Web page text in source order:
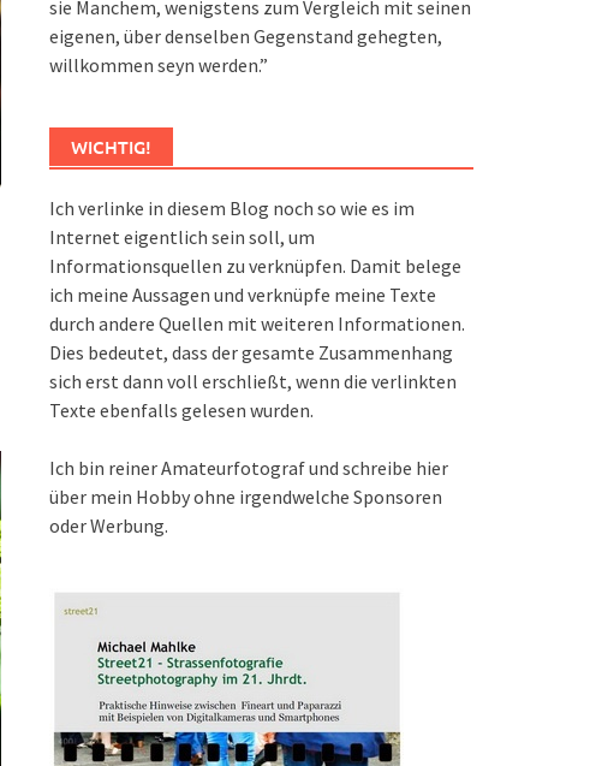
sie Manchem, wenigstens zum Vergleich mit seinen
eigenen, über denselben Gegenstand gehegten,
willkommen seyn werden.”
WICHTIG!
Ich verlinke in diesem Blog noch so wie es im
Internet eigentlich sein soll, um
Informationsquellen zu verknüpfen. Damit belege
ich meine Aussagen und verknüpfe meine Texte
durch andere Quellen mit weiteren Informationen.
Dies bedeutet, dass der gesamte Zusammenhang
sich erst dann voll erschließt, wenn die verlinkten
Texte ebenfalls gelesen wurden.
Ich bin reiner Amateurfotograf und schreibe hier
über mein Hobby ohne irgendwelche Sponsoren
oder Werbung.